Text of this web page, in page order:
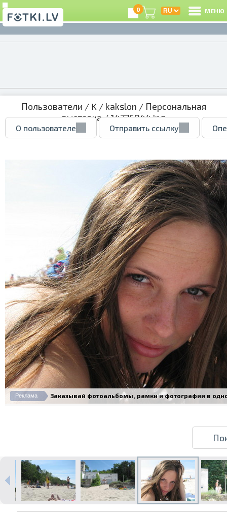
Печать в течение 1 часа в Риге –
закажите онлайн
Различные форматы и виды
0 МЕНЮ
Пользователи / K / kakslon / Персональная
выставка/ 14776844.jpg
О пользователе Отправить ссылку
Реклама Заказывай фотоальбомы, рамки и фотографии в